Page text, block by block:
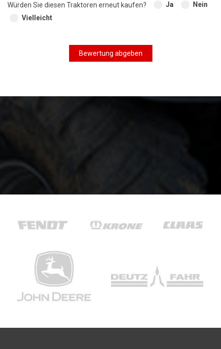
Würden Sie diesen Traktoren erneut kaufen? Ja
Nein
Vielleicht
Bewertung abgeben